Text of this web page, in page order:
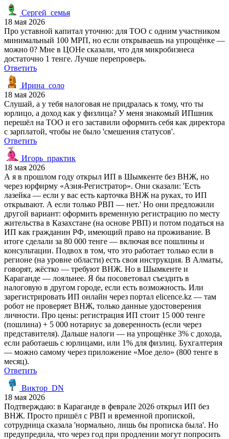
Сергей_семья
18 мая 2026
Про уставной капитал уточню: для ТОО с одним участником
минимальный 100 МРП, но если открываешь на упрощёнке —
можно 0? Мне в ЦОНе сказали, что для микробизнеса
достаточно 1 тенге. Лучше перепроверь.
Ответить
Ирина_соло
18 мая 2026
Слушай, а у тебя налоговая не придралась к тому, что ты
юрлицо, а доход как у физлица? У меня знакомый ИПшник
перешёл на ТОО и его заставили оформить себя как директора
с зарплатой, чтобы не было 'смешения статусов'.
Ответить
Игорь_практик
18 мая 2026
А я в прошлом году открыл ИП в Шымкенте без ВНЖ, но
через юрфирму «Азия-Регистратор». Они сказали: 'Есть
лазейка — если у вас есть карточка ВНЖ на руках, то ИП
открывают. А если только РВП — нет.' Но они предложили
другой вариант: оформить временную регистрацию по месту
жительства в Казахстане (на основе РВП) и потом податься на
ИП как гражданин РФ, имеющий право на проживание. В
итоге сделали за 80 000 тенге — включая все пошлины и
консультации. Подвох в том, что это работает только если в
регионе (на уровне области) есть своя инструкция. В Алматы,
говорят, жёстко — требуют ВНЖ. Но в Шымкенте и
Караганде — лояльнее. Я бы посоветовал съездить в
налоговую в другом городе, если есть возможность. Или
зарегистрировать ИП онлайн через портал elicence.kz — там
робот не проверяет ВНЖ, только данные удостоверения
личности. Про цены: регистрация ИП стоит 15 000 тенге
(пошлина) + 5 000 нотариус за доверенность (если через
представителя). Дальше налоги — на упрощёнке 3% с дохода,
если работаешь с юрлицами, или 1% для физлиц. Бухгалтерия
— можно самому через приложение «Мое дело» (800 тенге в
месяц).
Ответить
Виктор_DN
18 мая 2026
Подтверждаю: в Караганде в феврале 2026 открыл ИП без
ВНЖ. Просто пришёл с РВП и временной пропиской,
сотрудница сказала 'нормально, лишь бы прописка была'. Но
предупредила, что через год при продлении могут попросить